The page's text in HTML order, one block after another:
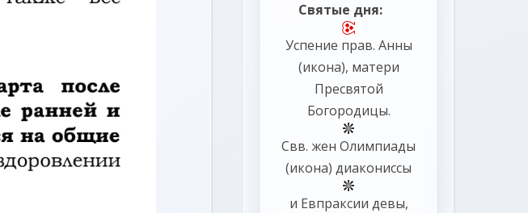
Святые дня:
Успение прав. Анны
(икона), матери
Пресвятой
Богородицы.
Свв. жен Олимпиады
(икона) диакониссы
и Евпраксии девы,